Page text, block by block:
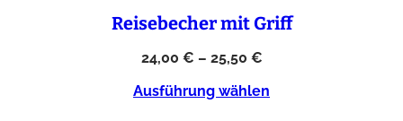
Reisebecher mit Griff
24,00 € – 25,50 €
Ausführung wählen